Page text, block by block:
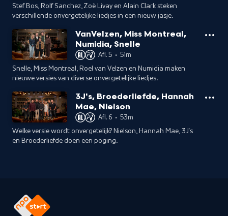
Stef Bos, Rolf Sanchez, Zoë Livay en Alain Clark steken
verschillende onvergetelijke liedjes in een nieuw jasje.
VanVelzen, Miss Montreal,
Numidia, Snelle
Afl. 5 • 51m
Snelle, Miss Montreal, Roel van Velzen en Numidia maken
nieuwe versies van diverse onvergetelijke liedjes.
3J's, Broederliefde, Hannah
Mae, Nielson
Afl. 6 • 53m
Welke versie wordt onvergetelijk? Nielson, Hannah Mae, 3J's
en Broederliefde doen een poging.